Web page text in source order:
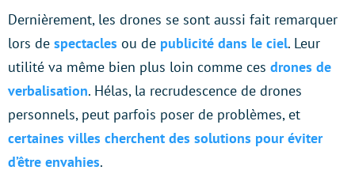
Dernièrement, les drones se sont aussi fait remarquer
lors de spectacles ou de publicité dans le ciel. Leur
utilité va même bien plus loin comme ces drones de
verbalisation. Hélas, la recrudescence de drones
personnels, peut parfois poser de problèmes, et
certaines villes cherchent des solutions pour éviter
d’être envahies.